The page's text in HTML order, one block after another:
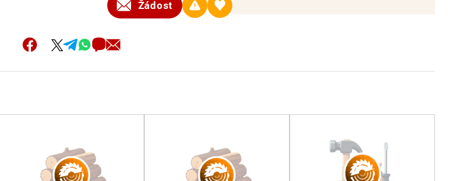
Žádost